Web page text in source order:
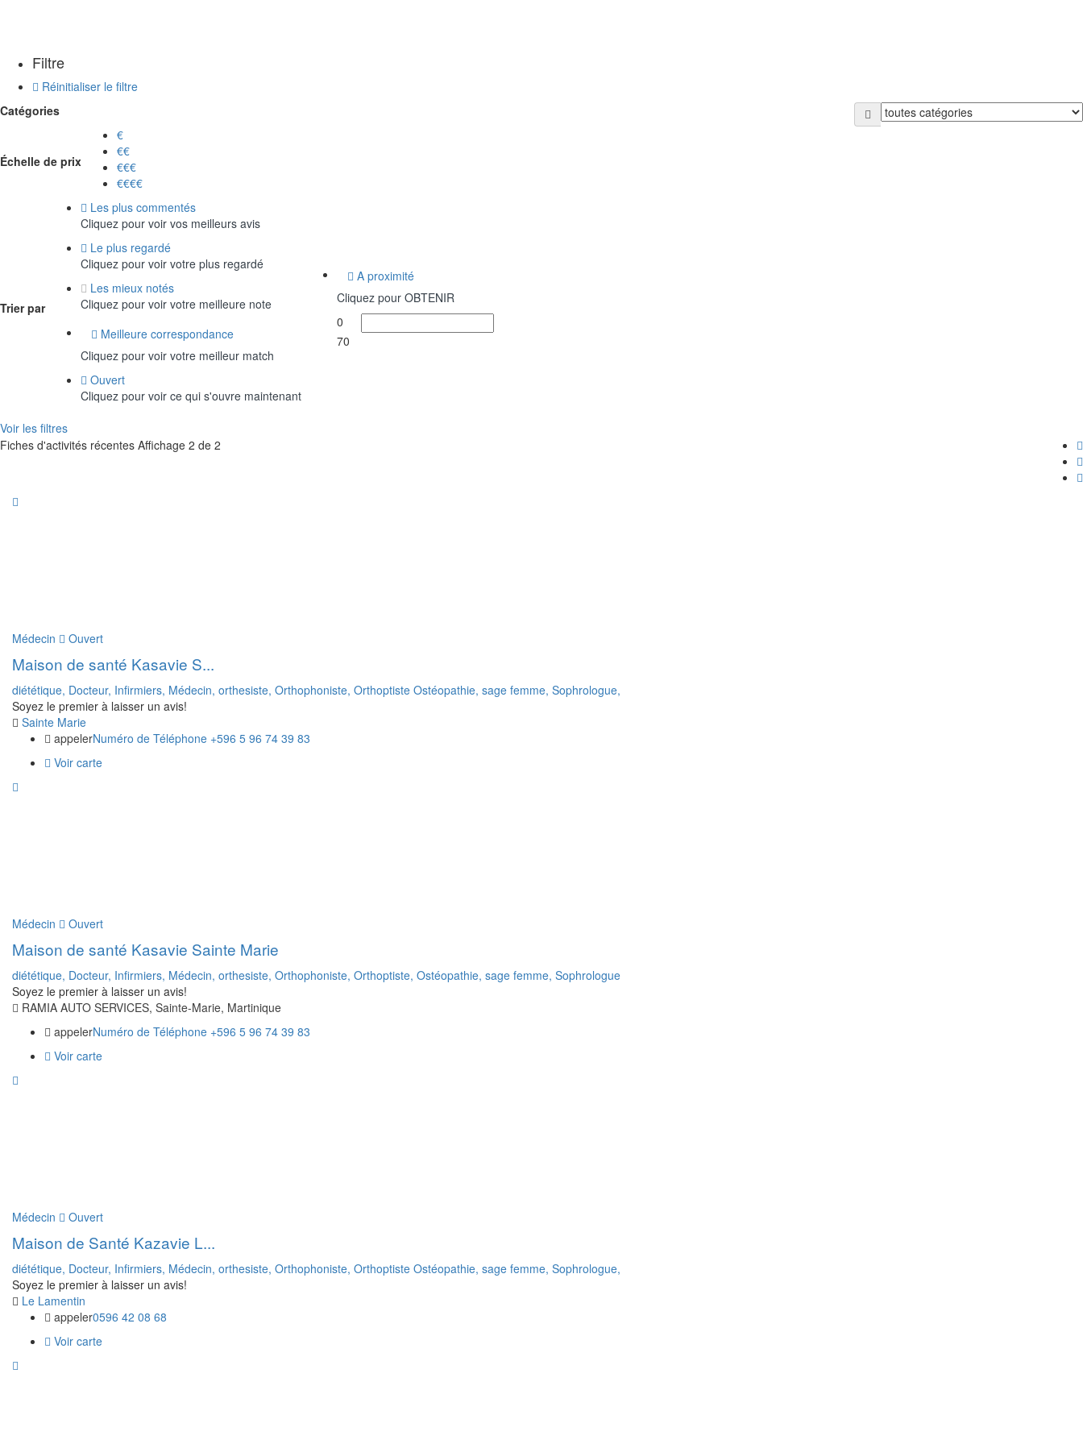
Filtre
Réinitialiser le filtre
Catégories
Échelle de prix
€
€€
€€€
€€€€
Trier par
Les plus commentés
Cliquez pour voir vos meilleurs avis
Le plus regardé
Cliquez pour voir votre plus regardé
Les mieux notés
Cliquez pour voir votre meilleure note
Meilleure correspondance
Cliquez pour voir votre meilleur match
Ouvert
Cliquez pour voir ce qui s'ouvre maintenant
A proximité
Cliquez pour OBTENIR
0
70
Voir les filtres
Fiches d'activités récentes Affichage 2 de 2
Médecin Ouvert
Maison de santé Kasavie S...
diététique, Docteur, Infirmiers, Médecin, orthesiste, Orthophoniste, Orthoptiste Ostéopathie, sage femme, Sophrologue,
Soyez le premier à laisser un avis!
Sainte Marie
appelerNuméro de Téléphone +596 5 96 74 39 83
Voir carte
Médecin Ouvert
Maison de santé Kasavie Sainte Marie
diététique, Docteur, Infirmiers, Médecin, orthesiste, Orthophoniste, Orthoptiste, Ostéopathie, sage femme, Sophrologue
Soyez le premier à laisser un avis!
RAMIA AUTO SERVICES, Sainte-Marie, Martinique
appelerNuméro de Téléphone +596 5 96 74 39 83
Voir carte
Médecin Ouvert
Maison de Santé Kazavie L...
diététique, Docteur, Infirmiers, Médecin, orthesiste, Orthophoniste, Orthoptiste Ostéopathie, sage femme, Sophrologue,
Soyez le premier à laisser un avis!
Le Lamentin
appeler0596 42 08 68
Voir carte